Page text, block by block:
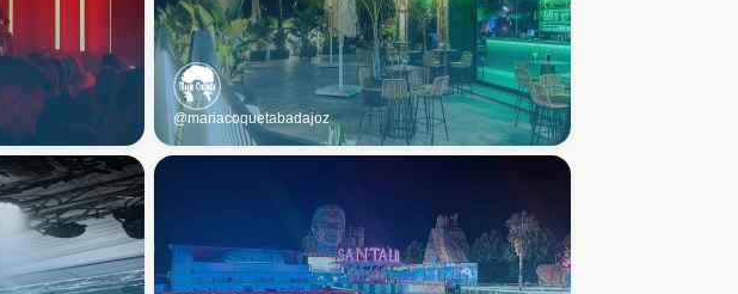
@mariacoquetabadajoz